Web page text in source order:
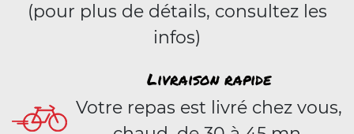
(pour plus de détails, consultez les
infos)
Livraison rapide
Votre repas est livré chez vous,